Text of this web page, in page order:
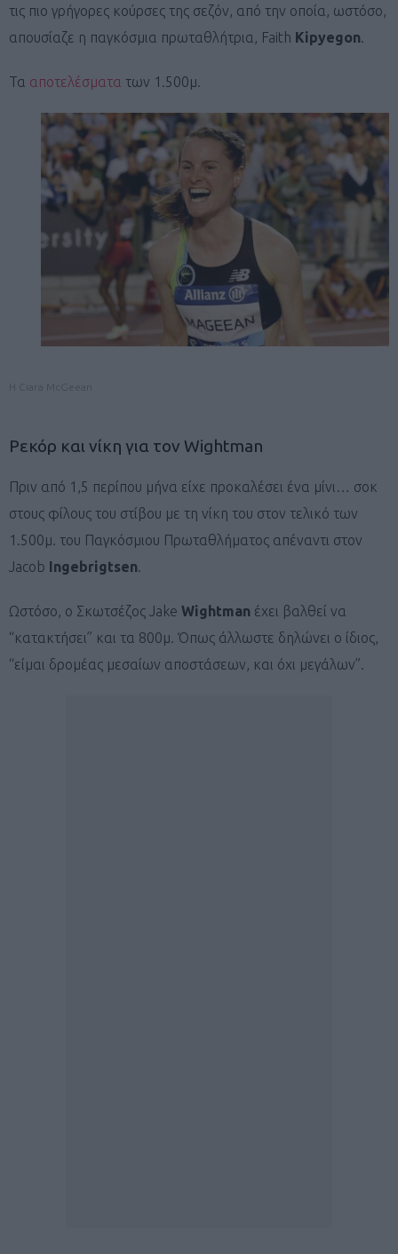
τις πιο γρήγορες κούρσες της σεζόν, από την οποία, ωστόσο,
απουσίαζε η παγκόσμια πρωταθλήτρια, Faith Kipyegon.
Τα αποτελέσματα των 1.500μ.
Ρεκόρ και νίκη για τον Wightman
Πριν από 1,5 περίπου μήνα είχε προκαλέσει ένα μίνι… σοκ
στους φίλους του στίβου με τη νίκη του στον τελικό των
1.500μ. του Παγκόσμιου Πρωταθλήματος απέναντι στον
Jacob Ingebrigtsen.
Ωστόσο, ο Σκωτσέζος Jake Wightman έχει βαλθεί να
“κατακτήσει” και τα 800μ. Όπως άλλωστε δηλώνει ο ίδιος,
“είμαι δρομέας μεσαίων αποστάσεων, και όχι μεγάλων”.